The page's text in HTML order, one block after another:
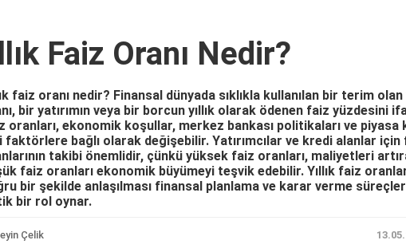
Faiz Oranı Nedir?
faiz oranı nedir? Finansal dünyada sıklıkla kullanılan bir terim olan
bir yatırımın veya bir borcun yıllık olarak ödenen faiz yüzdesini
oranları, ekonomik koşullar, merkez bankası politikaları ve piyasa
faktörlere bağlı olarak değişebilir. Yatırımcılar ve kredi alanlar için
takibi önemlidir, çünkü yüksek faiz oranları, maliyetleri
faiz oranları ekonomik büyümeyi teşvik edebilir. Yıllık faiz
bir şekilde anlaşılması finansal planlama ve karar verme
bir rol oynar.
Çelik